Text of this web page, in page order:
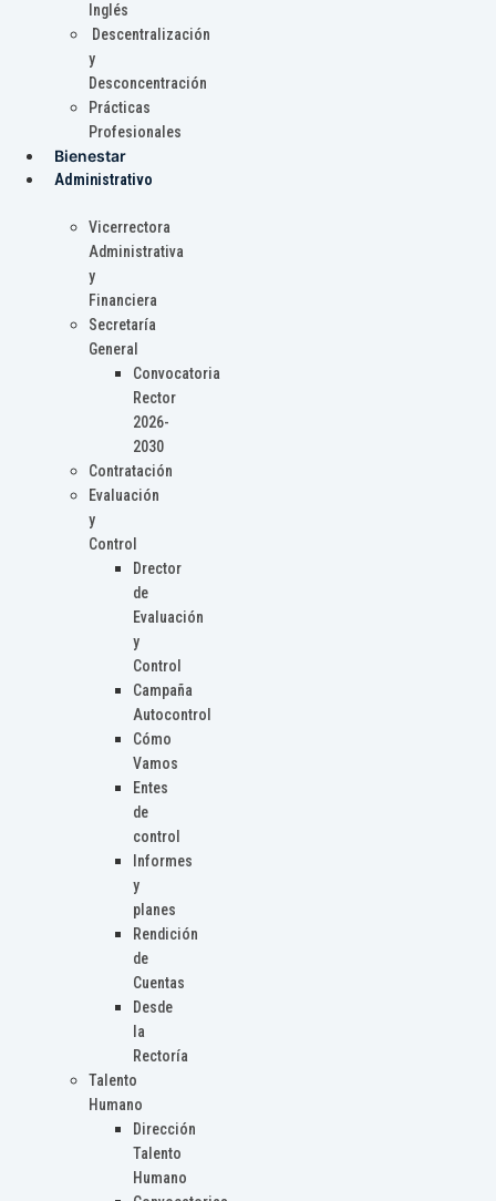
Inglés
Descentralización
y
Desconcentración
Prácticas
Profesionales
Bienestar
Administrativo
Vicerrectora
Administrativa
y
Financiera
Secretaría
General
Convocatoria
Rector
2026-
2030
Contratación
Evaluación
y
Control
Drector
de
Evaluación
y
Control
Campaña
Autocontrol
Cómo
Vamos
Entes
de
control
Informes
y
planes
Rendición
de
Cuentas
Desde
la
Rectoría
Talento
Humano
Dirección
Talento
Humano